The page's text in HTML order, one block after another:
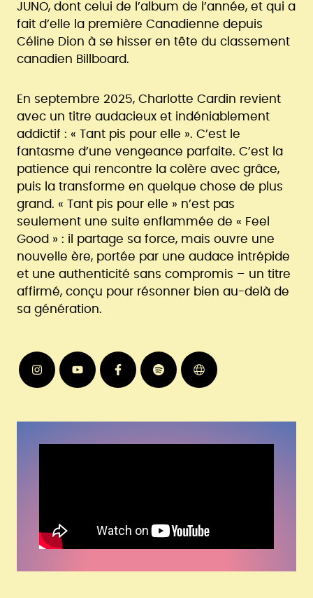
JUNO, dont celui de l’album de l’année, et qui a
fait d’elle la première Canadienne depuis
Céline Dion à se hisser en tête du classement
canadien Billboard.
En septembre 2025, Charlotte Cardin revient
avec un titre audacieux et indéniablement
addictif : « Tant pis pour elle ». C’est le
fantasme d’une vengeance parfaite. C’est la
patience qui rencontre la colère avec grâce,
puis la transforme en quelque chose de plus
grand. « Tant pis pour elle » n’est pas
seulement une suite enflammée de « Feel
Good » : il partage sa force, mais ouvre une
nouvelle ère, portée par une audace intrépide
et une authenticité sans compromis – un titre
affirmé, conçu pour résonner bien au-delà de
sa génération.
InstagramYoutubeFacebookSpotify Site web